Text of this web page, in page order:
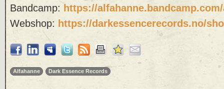
Bandcamp: https://alfahanne.bandcamp.
Webshop: https://darkessencerecords.no/
Alfahanne Dark Essence Records